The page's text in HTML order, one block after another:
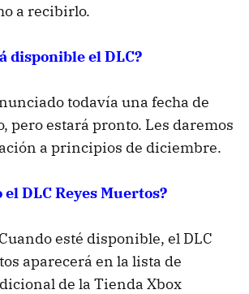
a recibirlo.
disponible el DLC?
todavía una fecha de
pero estará pronto. Les daremos
a principios de diciembre.
el DLC Reyes Muertos?
Cuando esté disponible, el DLC
aparecerá en la lista de
de la Tienda Xbox